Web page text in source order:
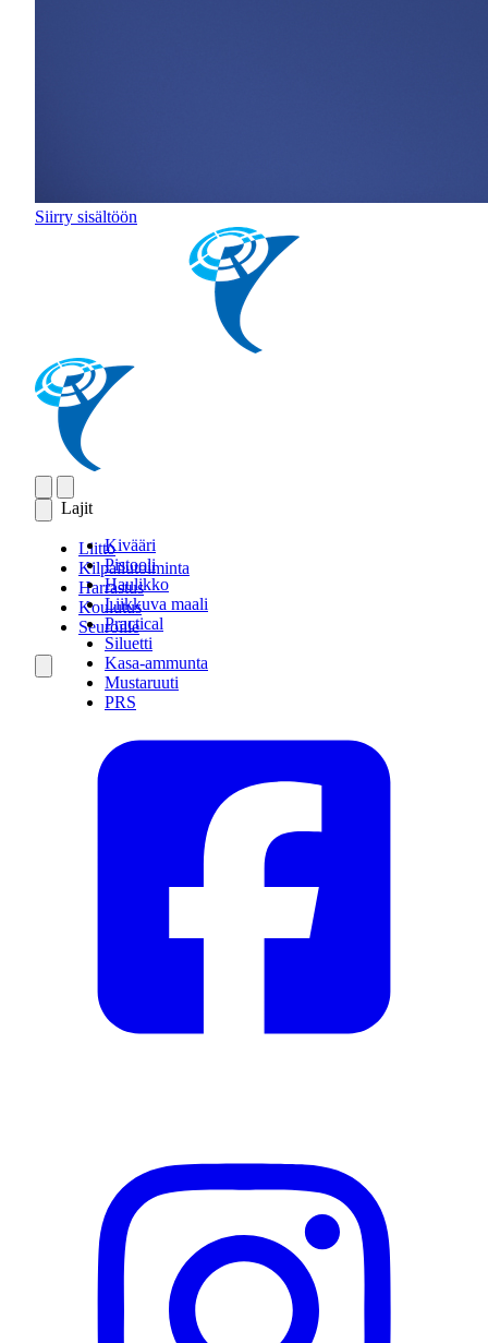
Siirry sisältöön
Lajit
Kivääri
Pistooli
Haulikko
Liikkuva maali
Practical
Siluetti
Kasa-ammunta
Mustaruuti
PRS
Liitto
Kilpailutoiminta
Harrastus
Koulutus
Seuroille